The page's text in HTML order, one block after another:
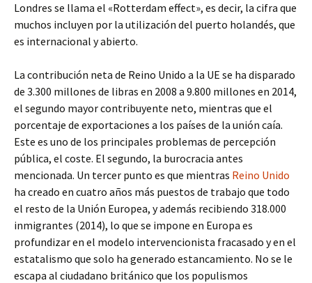
Londres se llama el «Rotterdam effect», es decir, la cifra que
muchos incluyen por la utilización del puerto holandés, que
es internacional y abierto.
La contribución neta de Reino Unido a la UE se ha disparado
de 3.300 millones de libras en 2008 a 9.800 millones en 2014,
el segundo mayor contribuyente neto, mientras que el
porcentaje de exportaciones a los países de la unión caía.
Este es uno de los principales problemas de percepción
pública, el coste. El segundo, la burocracia antes
mencionada. Un tercer punto es que mientras Reino Unido
ha creado en cuatro años más puestos de trabajo que todo
el resto de la Unión Europea, y además recibiendo 318.000
inmigrantes (2014), lo que se impone en Europa es
profundizar en el modelo intervencionista fracasado y en el
estatalismo que solo ha generado estancamiento. No se le
escapa al ciudadano británico que los populismos